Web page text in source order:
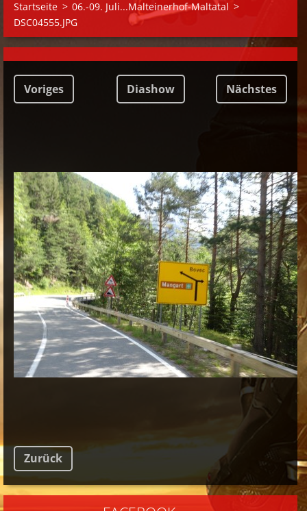
Startseite > 06.-09. Juli...Malteinerhof-Maltatal >
DSC04555.JPG
Voriges Diashow Nächstes
Zurück